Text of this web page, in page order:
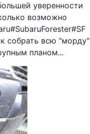
уверенности
возможно
собрать всю "морду"
планом...